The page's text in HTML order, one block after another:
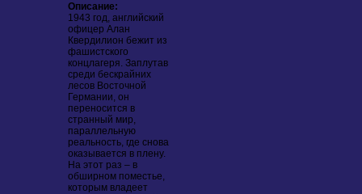
Описание:
1943 год, английский
офицер Алан
Квердилион бежит из
фашистского
концлагеря. Заплутав
среди бескрайних
лесов Восточной
Германии, он
переносится в
странный мир,
параллельную
реальность, где снова
оказывается в плену.
На этот раз – в
обширном поместье,
которым владеет